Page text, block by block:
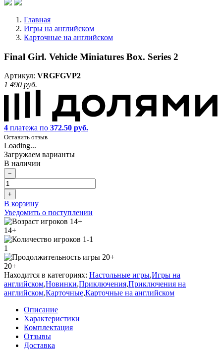
Главная
Игры на английском
Карточные на английском
Final Girl. Vehicle Miniatures Box. Series 2
Артикул: VRGFGVP2
1 490 руб.
4 платежа по 372.50 руб.
Оставить отзыв
Loading...
Загружаем варианты
В наличии
−
+
В корзину
Уведомить о поступлении
14+
1
20+
Находится в категориях: Настольные игры,Игры на
английском,Новинки,Приключения,Приключения на
английском,Карточные,Карточные на английском
Описание
Характеристики
Комплектация
Отзывы
Доставка